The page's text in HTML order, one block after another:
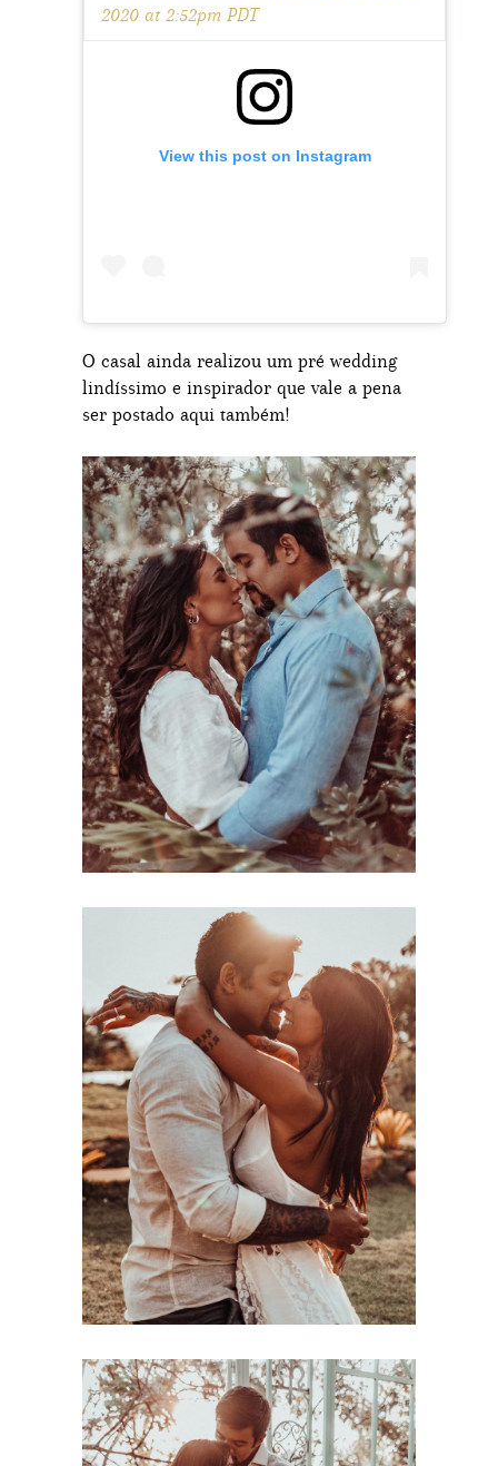
2020 at 2:52pm PDT
View this post on Instagram
O casal ainda realizou um pré wedding
lindíssimo e inspirador que vale a pena
ser postado aqui também!